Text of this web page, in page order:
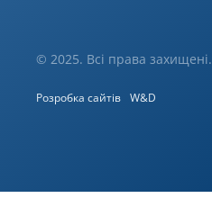
© 2025. Всі права захищені.
Розробка сайтів W&D